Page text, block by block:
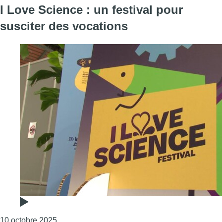
I Love Science : un festival pour
susciter des vocations
Consulter l'article "I Love Science : un festival